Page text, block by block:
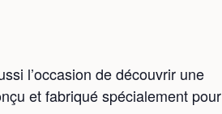
l’occasion de découvrir une
et fabriqué spécialement pour